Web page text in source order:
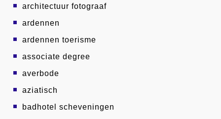
architectuur fotograaf
ardennen
ardennen toerisme
associate degree
averbode
aziatisch
badhotel scheveningen